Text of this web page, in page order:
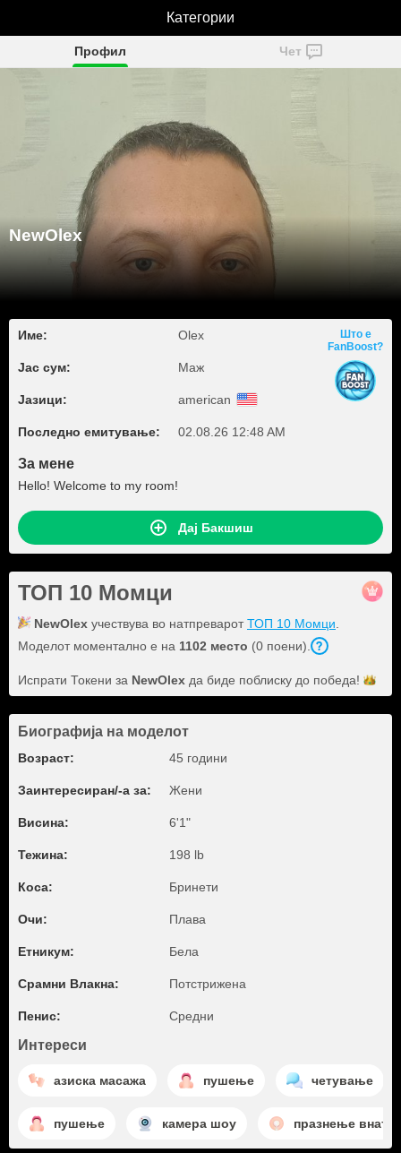
NewOlex
Профил Чет
NewOlex
Име: Olex
Јас сум: Маж
Јазици: american
Последно емитување: 02.08.26 12:48 AM
Што е
FanBoost?
За мене
Hello! Welcome to my room!
Дај Бакшиш
ТОП 10 Момци
NewOlex учествува во натпреваротТОП 10 Момци
Моделот моментално е на 1102 место (0 поени).
Испрати Токени за NewOlex да биде поблиску до победа!
Биографија на моделот
Возраст: 45 години
Заинтересиран/-а за: Жени
Висина: 6'1"
Тежина: 198 lb
Коса: Бринети
Очи: Плава
Етникум: Бела
Срамни Влакна: Потстрижена
Пенис: Средни
Интереси
азиска масажа пушење четување
пушење камера шоу празнење
Категории